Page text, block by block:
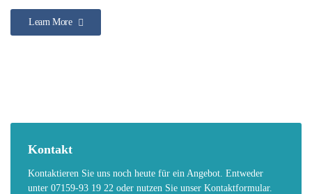
Learn More
Kontakt
Kontaktieren Sie uns noch heute für ein Angebot. Entweder
unter 07159-93 19 22 oder nutzen Sie unser Kontaktformular.